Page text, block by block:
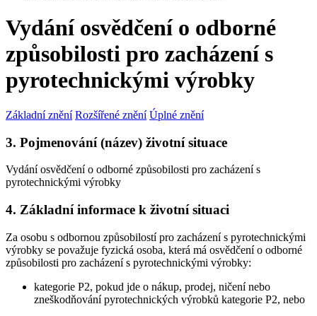
Vydání osvědčení o odborné
způsobilosti pro zacházení s
pyrotechnickými výrobky
Základní znění Rozšířené znění Úplné znění
3. Pojmenování (název) životní situace
Vydání osvědčení o odborné způsobilosti pro zacházení s
pyrotechnickými výrobky
4. Základní informace k životní situaci
Za osobu s odbornou způsobilostí pro zacházení s pyrotechnickými
výrobky se považuje fyzická osoba, která má osvědčení o odborné
způsobilosti pro zacházení s pyrotechnickými výrobky:
kategorie P2, pokud jde o nákup, prodej, ničení nebo
zneškodňování pyrotechnických výrobků kategorie P2, nebo